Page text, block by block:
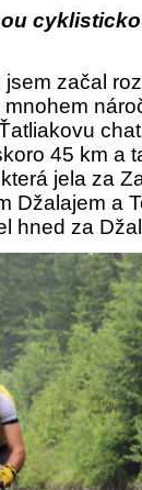
začal
45 km a
jela za
Džalajem a
hned za